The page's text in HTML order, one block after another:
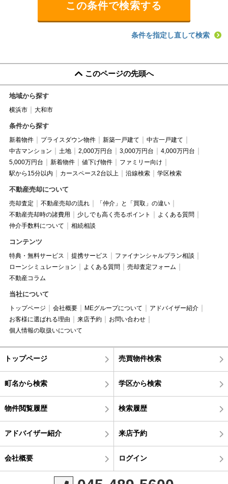
条件を指定し直して検索
このページの先頭へ
地域から探す
横浜市 大和市
条件から探す
新着物件 プライスダウン物件 新築一戸建て
中古一戸建て
中古マンション
土地 2,000万円台 3,000万円台
4,000万円台
5,000万円台
新着物件 値下げ物件
ファミリー向け
駅から15分以内
カースペース2台以上 沿線検索 学区検索
不動産売却について
売却査定 不動産売却の流れ
「仲介」と「買取」の違い
不動産売却時の諸費用
少しでも高く売るポイント
よくある質問
仲介手数料について
相続相談
コンテンツ
特典・無料サービス 提携サービス
ファイナンシャルプラン相談
ローンシミュレーション
よくある質問
売却査定フォーム
不動産コラム
当社について
トップページ 会社概要 MEグループについて
アドバイザー紹介
お客様に選ばれる理由
来店予約
お問い合わせ
個人情報の取扱いについて
トップページ 売買物件検索
町名から検索 学区から検索
物件閲覧履歴 検索履歴
アドバイザー紹介 来店予約
会社概要 ログイン